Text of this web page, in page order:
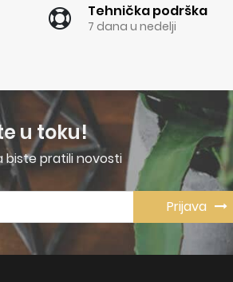
Tehnička podrška
7 dana u nedelji
u toku!
biste pratili novosti
Prijava